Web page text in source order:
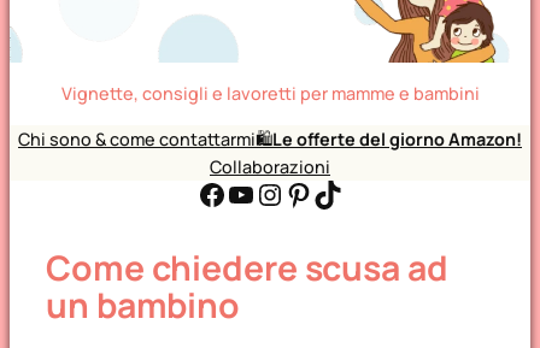
Vignette, consigli e lavoretti per mamme e bambini
Chi sono & come contattarmi🛍️Le offerte del giorno Amazon!
Collaborazioni
Facebook YouTube Instagram Pinterest TikTok
Come chiedere scusa ad
un bambino